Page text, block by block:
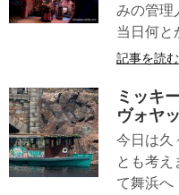
みの管理
当日何と
記事を読む
ミッキ
ヴォヤ
今日は久
とも考え
て舞浜へ